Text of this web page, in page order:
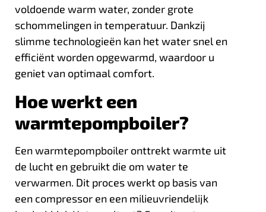
voldoende warm water, zonder grote
schommelingen in temperatuur. Dankzij
slimme technologieën kan het water snel en
efficiënt worden opgewarmd, waardoor u
geniet van optimaal comfort.
Hoe werkt een
warmtepompboiler?
Een warmtepompboiler onttrekt warmte uit
de lucht en gebruikt die om water te
verwarmen. Dit proces werkt op basis van
een compressor en een milieuvriendelijk